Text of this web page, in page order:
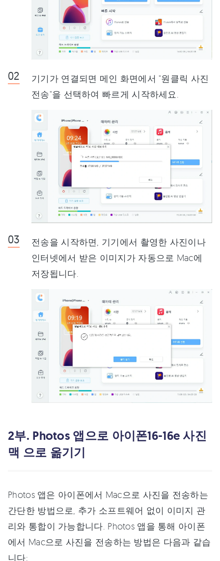
기기가 연결되면 메인 화면에서 "원클릭 사진
전송"을 선택하여 빠르게 시작하세요.
전송을 시작하면, 기기에서 촬영한 사진이나
인터넷에서 받은 이미지가 자동으로 Mac에
저장됩니다.
2부. Photos 앱으로 아이폰16-16e 사진
맥 으로 옮기기
Photos 앱은 아이폰에서 Mac으로 사진을 전송하는
간단한 방법으로, 추가 소프트웨어 없이 이미지 관
리와 통합이 가능합니다. Photos 앱을 통해 아이폰
에서 Mac으로 사진을 전송하는 방법은 다음과 같습
니다: